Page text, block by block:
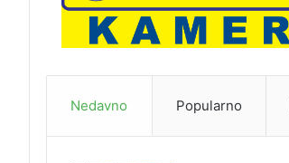
Nedavno Popularno